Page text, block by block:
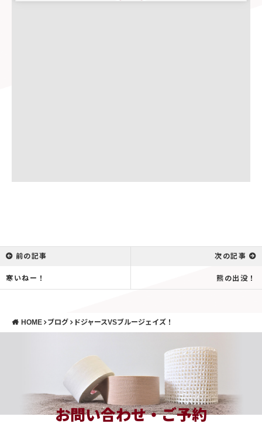
前の記事
寒いねー！
次の記事
熊の出没！
HOME ブログ ドジャースVSブルージェイズ！
お問い合わせ・ご予約